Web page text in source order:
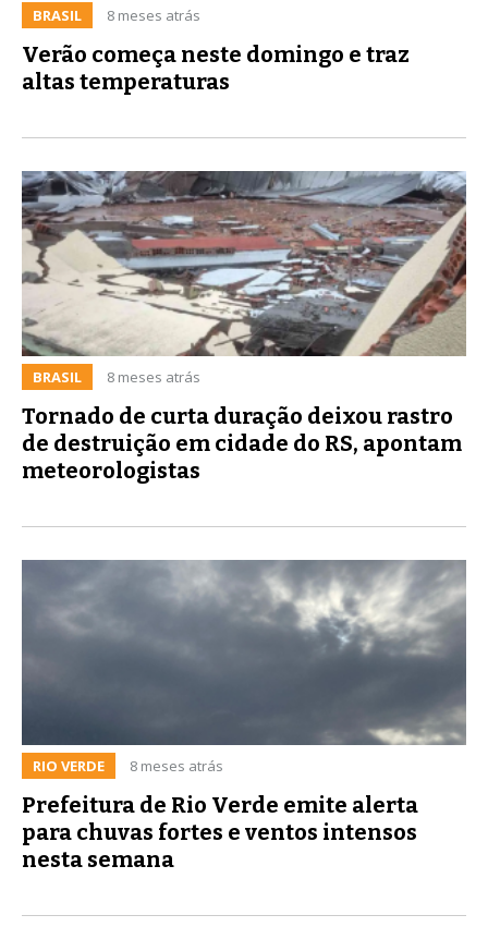
BRASIL 8 meses atrás
Verão começa neste domingo e traz
altas temperaturas
BRASIL 8 meses atrás
Tornado de curta duração deixou rastro
de destruição em cidade do RS, apontam
meteorologistas
RIO VERDE 8 meses atrás
Prefeitura de Rio Verde emite alerta
para chuvas fortes e ventos intensos
nesta semana